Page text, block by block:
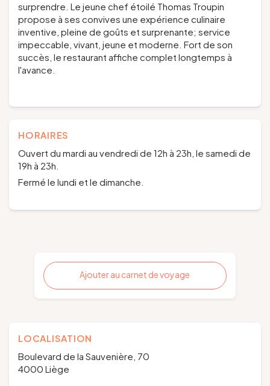
surprendre. Le jeune chef étoilé Thomas Troupin
propose à ses convives une expérience culinaire
inventive, pleine de goûts et surprenante; service
impeccable, vivant, jeune et moderne. Fort de son
succès, le restaurant affiche complet longtemps à
l'avance.
HORAIRES
Ouvert du mardi au vendredi de 12h à 23h, le samedi de
19h à 23h.
Fermé le lundi et le dimanche.
Ajouter au carnet de voyage
LOCALISATION
Boulevard de la Sauvenière, 70
4000 Liège